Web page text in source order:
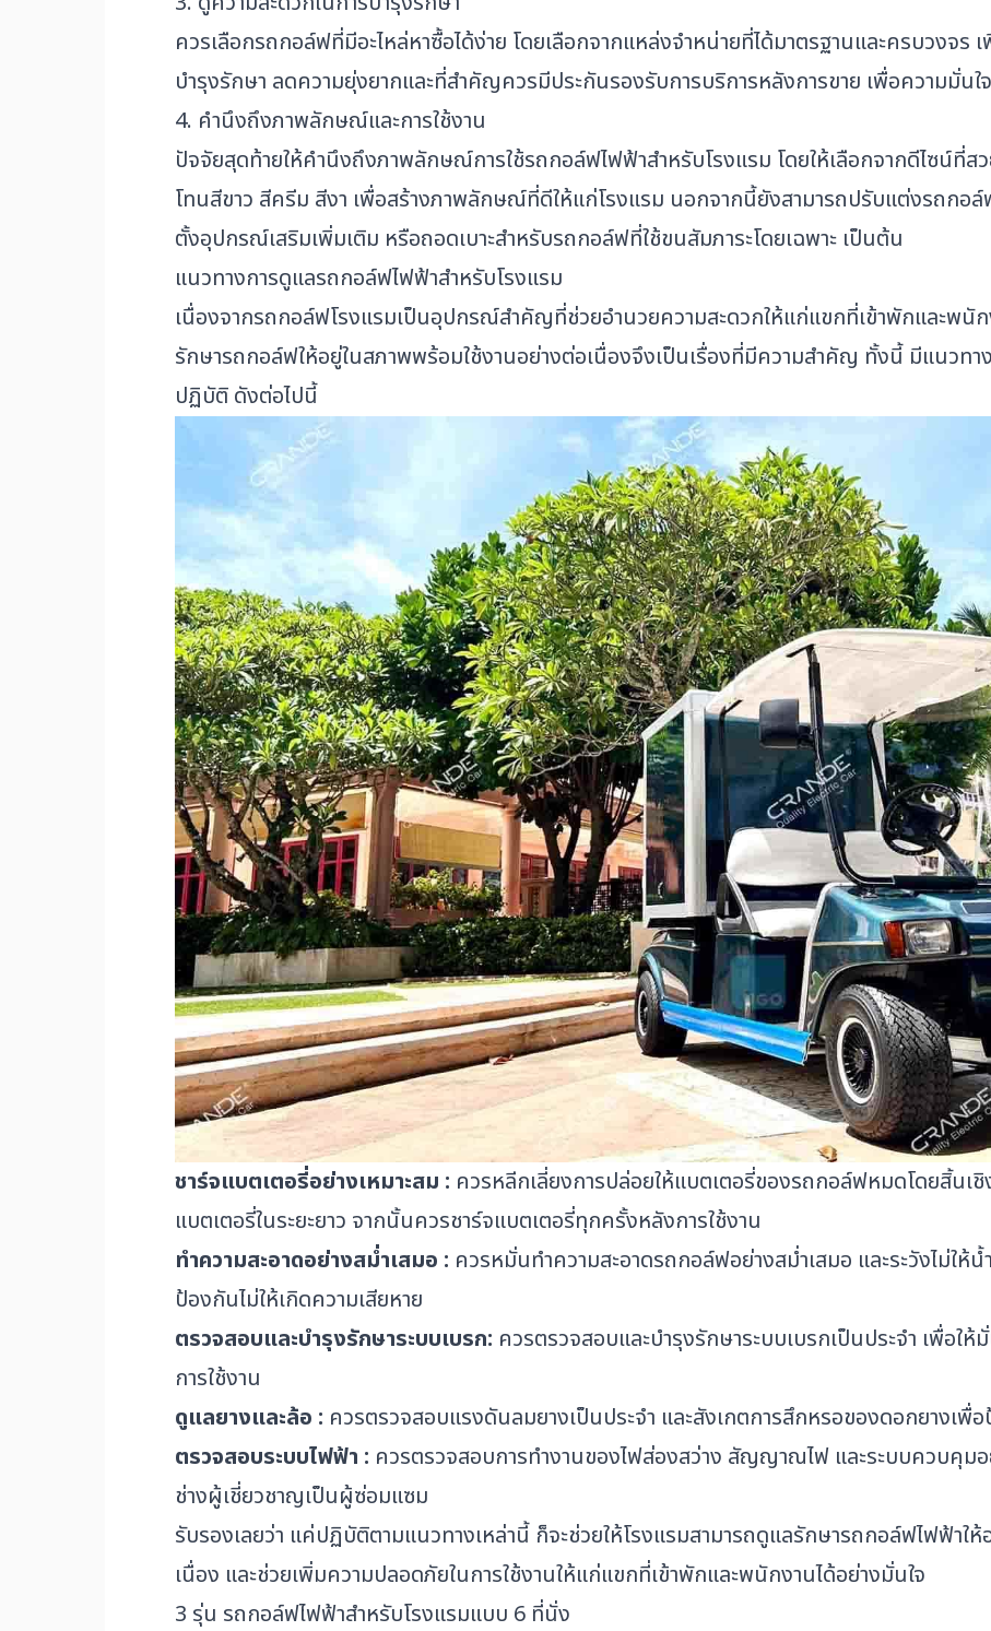
ควรเลือกรถกอล์ฟที่มีอะไหล่หาซื้อได้ง่าย โดยเลือกจากแหล่งจำหน่ายที่ได้มาตรฐานและครบวงจร
บำรุงรักษา ลดความยุ่งยากและที่สำคัญควรมีประกันรองรับการบริการหลังการขาย เพื่อความมั่นใจ
4. คำนึงถึงภาพลักษณ์และการใช้งาน
ปัจจัยสุดท้ายให้คำนึงถึงภาพลักษณ์การใช้รถกอล์ฟไฟฟ้าสำหรับโรงแรม โดยให้เลือกจากดีไซน์ที่
โทนสีขาว สีครีม สีงา เพื่อสร้างภาพลักษณ์ที่ดีให้แก่โรงแรม นอกจากนี้ยังสามารถปรับแต่งรถกอล์
ตั้งอุปกรณ์เสริมเพิ่มเติม หรือถอดเบาะสำหรับรถกอล์ฟที่ใช้ขนสัมภาระโดยเฉพาะ เป็นต้น
แนวทางการดูแลรถกอล์ฟไฟฟ้าสำหรับโรงแรม
เนื่องจากรถกอล์ฟโรงแรมเป็นอุปกรณ์สำคัญที่ช่วยอำนวยความสะดวกให้แก่แขกที่เข้าพักและพนั
รักษารถกอล์ฟให้อยู่ในสภาพพร้อมใช้งานอย่างต่อเนื่องจึงเป็นเรื่องที่มีความสำคัญ ทั้งนี้ มีแนวท
ปฏิบัติ ดังต่อไปนี้
ชาร์จแบตเตอรี่อย่างเหมาะสม : ควรหลีกเลี่ยงการปล่อยให้แบตเตอรี่ของรถกอล์ฟหมดโดยสิ้นเ
แบตเตอรี่ในระยะยาว จากนั้นควรชาร์จแบตเตอรี่ทุกครั้งหลังการใช้งาน
ทำความสะอาดอย่างสม่ำเสมอ : ควรหมั่นทำความสะอาดรถกอล์ฟอย่างสม่ำเสมอ และระวังไม่ให้น้
ป้องกันไม่ให้เกิดความเสียหาย
ตรวจสอบและบำรุงรักษาระบบเบรก: ควรตรวจสอบและบำรุงรักษาระบบเบรกเป็นประจำ เพื่อใ
การใช้งาน
ดูแลยางและล้อ : ควรตรวจสอบแรงดันลมยางเป็นประจำ และสังเกตการสึกหรอของดอกยางเพื่
ตรวจสอบระบบไฟฟ้า : ควรตรวจสอบการทำงานของไฟส่องสว่าง สัญญาณไฟ และระบบควบคุม
ช่างผู้เชี่ยวชาญเป็นผู้ซ่อมแซม
รับรองเลยว่า แค่ปฏิบัติตามแนวทางเหล่านี้ ก็จะช่วยให้โรงแรมสามารถดูแลรักษารถกอล์ฟไฟฟ้าใ
เนื่อง และช่วยเพิ่มความปลอดภัยในการใช้งานให้แก่แขกที่เข้าพักและพนักงานได้อย่างมั่นใจ
3 รุ่น รถกอล์ฟไฟฟ้าสำหรับโรงแรมแบบ 6 ที่นั่ง